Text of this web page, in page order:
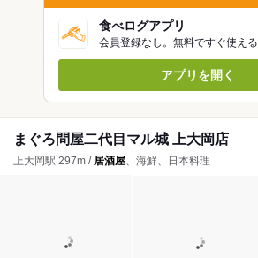
食べログアプリ
会員登録なし。無料ですぐ使える
アプリを開く
まぐろ問屋二代目マル城 上大岡店
上大岡駅 297m / 居酒屋、海鮮、日本料理